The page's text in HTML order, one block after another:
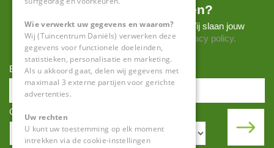
Nieuwsbrief ontvangen?
Meld je hier aan voor onze nieuwsbrief! Wij slaan jouw
gegevens secuur op conform onze
privacy policy.
E-mailadres:*
Geboortedatum:
Wie verwerkt uw gegevens en waarom?
Wij (Tuincentrum Daniëls) verwerken deze
gegevens voor functionele doeleinden,
statistieken, personalisatie en marketing.
Als u akkoord gaat, delen wij gegevens met
maximaal 3 externe partijen voor gerichte
advertenties.
Uw rechten
U kunt uw toestemming op elk moment
intrekken via de cookie-instellingen